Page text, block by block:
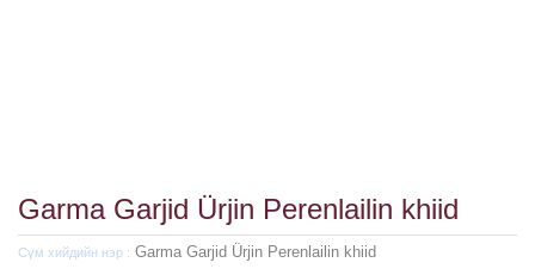
Garma Garjid Ürjin Perenlailin khiid
Сүм хийдийн нэр : Garma Garjid Ürjin Perenlailin khiid